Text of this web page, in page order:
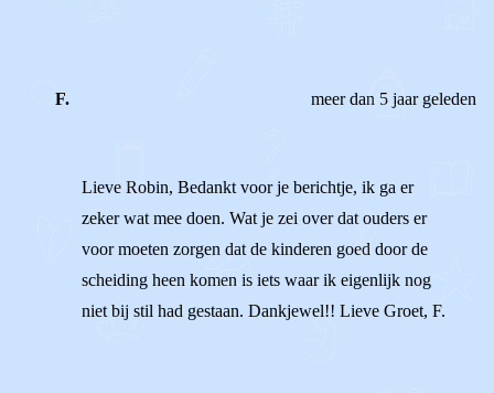
F. meer dan 5 jaar geleden
Lieve Robin, Bedankt voor je berichtje, ik ga er
zeker wat mee doen. Wat je zei over dat ouders er
voor moeten zorgen dat de kinderen goed door de
scheiding heen komen is iets waar ik eigenlijk nog
niet bij stil had gestaan. Dankjewel!! Lieve Groet, F.